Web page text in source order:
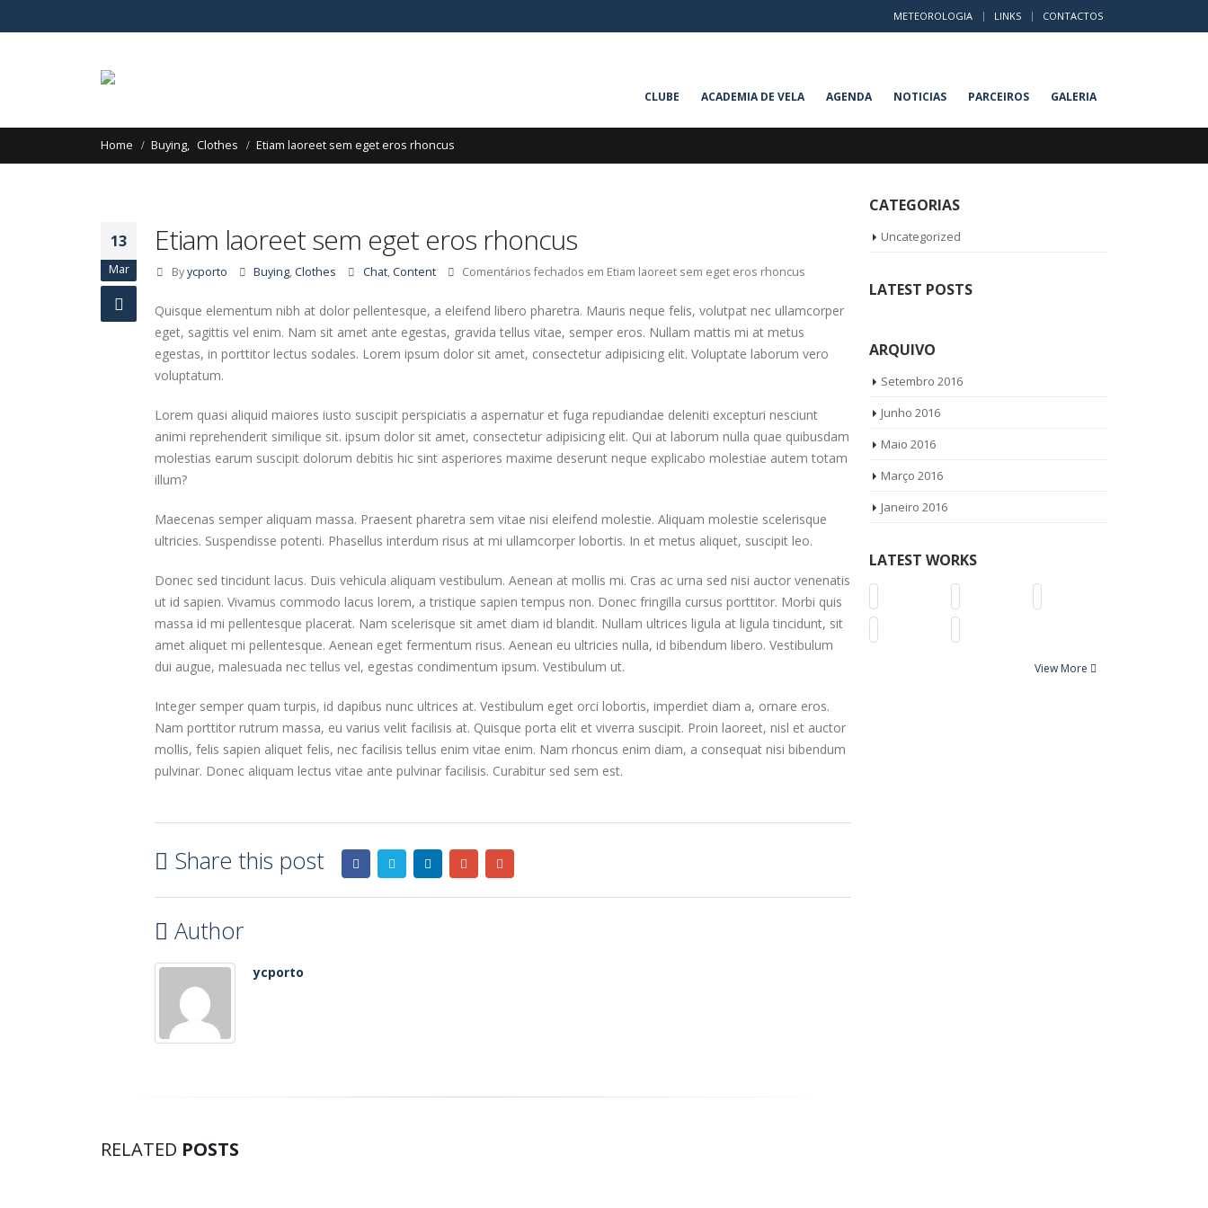
METEOROLOGIA LINKS CONTACTOS
CLUBE ACADEMIA DE VELA AGENDA NOTICIAS PARCEIROS GALERIA
Home Buying, Clothes Etiam laoreet sem eget eros rhoncus
13
Mar
Etiam laoreet sem eget eros rhoncus
Byycporto Buying,Clothes Chat,Content Comentários fechados em Etiam laoreet sem eget eros rhoncus
Quisque elementum nibh at dolor pellentesque, a eleifend libero pharetra. Mauris neque felis, volutpat nec ullamcorper
eget, sagittis vel enim. Nam sit amet ante egestas, gravida tellus vitae, semper eros. Nullam mattis mi at metus
egestas, in porttitor lectus sodales. Lorem ipsum dolor sit amet, consectetur adipisicing elit. Voluptate laborum vero
voluptatum.
Lorem quasi aliquid maiores iusto suscipit perspiciatis a aspernatur et fuga repudiandae deleniti excepturi nesciunt
animi reprehenderit similique sit. ipsum dolor sit amet, consectetur adipisicing elit. Qui at laborum nulla quae quibusdam
molestias earum suscipit dolorum debitis hic sint asperiores maxime deserunt neque explicabo molestiae autem totam
illum?
Maecenas semper aliquam massa. Praesent pharetra sem vitae nisi eleifend molestie. Aliquam molestie scelerisque
ultricies. Suspendisse potenti. Phasellus interdum risus at mi ullamcorper lobortis. In et metus aliquet, suscipit leo.
Donec sed tincidunt lacus. Duis vehicula aliquam vestibulum. Aenean at mollis mi. Cras ac urna sed nisi auctor venenatis
ut id sapien. Vivamus commodo lacus lorem, a tristique sapien tempus non. Donec fringilla cursus porttitor. Morbi quis
massa id mi pellentesque placerat. Nam scelerisque sit amet diam id blandit. Nullam ultrices ligula at ligula tincidunt, sit
amet aliquet mi pellentesque. Aenean eget fermentum risus. Aenean eu ultricies nulla, id bibendum libero. Vestibulum
dui augue, malesuada nec tellus vel, egestas condimentum ipsum. Vestibulum ut.
Integer semper quam turpis, id dapibus nunc ultrices at. Vestibulum eget orci lobortis, imperdiet diam a, ornare eros.
Nam porttitor rutrum massa, eu varius velit facilisis at. Quisque porta elit et viverra suscipit. Proin laoreet, nisl et auctor
mollis, felis sapien aliquet felis, nec facilisis tellus enim vitae enim. Nam rhoncus enim diam, a consequat nisi bibendum
pulvinar. Donec aliquam lectus vitae ante pulvinar facilisis. Curabitur sed sem est.
Share this post
Author
ycporto
RELATED POSTS
CATEGORIAS
Uncategorized
LATEST POSTS
ARQUIVO
Setembro 2016
Junho 2016
Maio 2016
Março 2016
Janeiro 2016
LATEST WORKS
View More